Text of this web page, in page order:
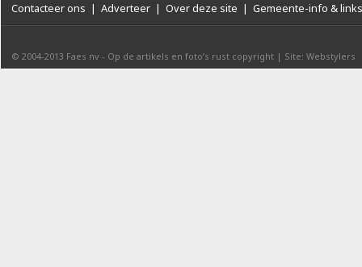
Contacteer ons | Adverteer | Over deze site | Gemeente-info & links
© 2004-2013 Faes nv - Op de artikels en foto’s rust copyright | Site: Webstylers